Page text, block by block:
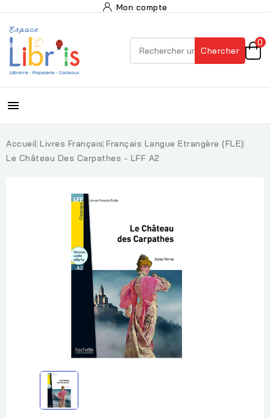
Mon compte
Chercher
0

Accueil Livres Français Français Langue Etrangère (FLE)
Le Château Des Carpathes - LFF A2